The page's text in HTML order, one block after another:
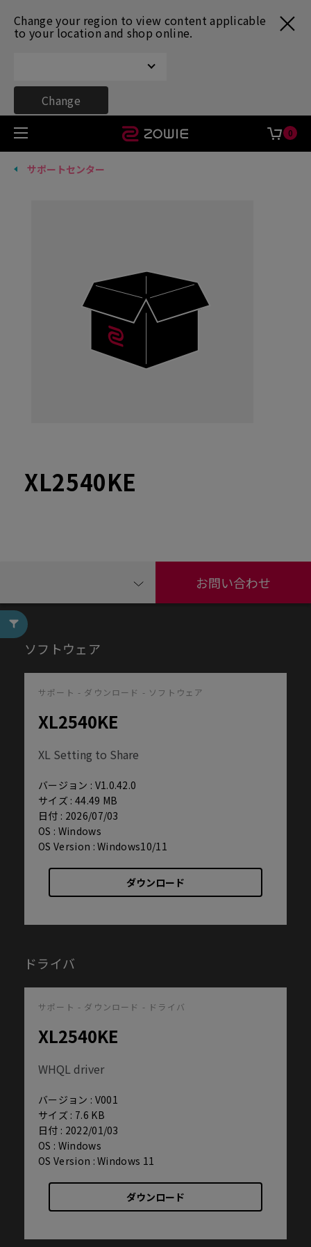
Change your region to view content applicable
to your location and shop online.
Change
0
サポートセンター
XL2540KE
お問い合わせ
ソフトウェア
サポート - ダウンロード - ソフトウェア
XL2540KE
XL Setting to Share
バージョン : V1.0.42.0
サイズ : 44.49 MB
日付 : 2026/07/03
OS : Windows
OS Version : Windows10/11
ダウンロード
ドライバ
サポート - ダウンロード - ドライバ
XL2540KE
WHQL driver
バージョン : V001
サイズ : 7.6 KB
日付 : 2022/01/03
OS : Windows
OS Version : Windows 11
ダウンロード